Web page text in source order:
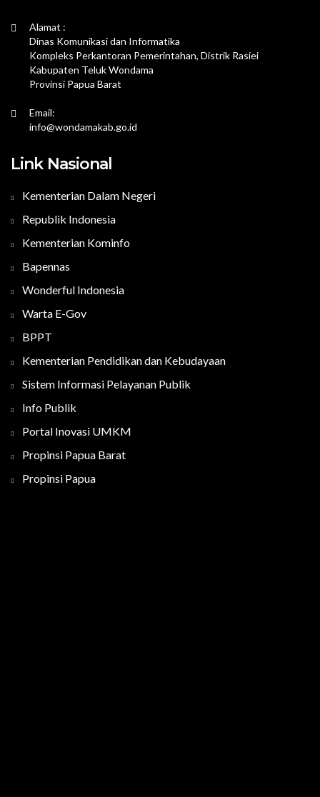
Alamat :
Dinas Komunikasi dan Informatika
Kompleks Perkantoran Pemerintahan, Distrik Rasiei
Kabupaten Teluk Wondama
Provinsi Papua Barat
Email:
info@wondamakab.go.id
Link Nasional
Kementerian Dalam Negeri
Republik Indonesia
Kementerian Kominfo
Bapennas
Wonderful Indonesia
Warta E-Gov
BPPT
Kementerian Pendidikan dan Kebudayaan
Sistem Informasi Pelayanan Publik
Info Publik
Portal Inovasi UMKM
Propinsi Papua Barat
Propinsi Papua